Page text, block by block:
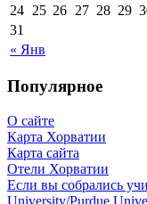
« Янв
24 25 26 27 28 29
31
Популярное
О сайте
Карта Хорватии
Карта сайта
Отели Хорватии
Если вы собрались
University/Purdue